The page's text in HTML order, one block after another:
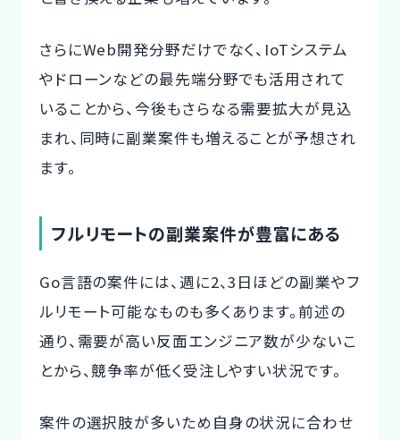
さらにWeb開発分野だけでなく、IoTシステム
やドローンなどの最先端分野でも活用されて
いることから、今後もさらなる需要拡大が見込
まれ、同時に副業案件も増えることが予想され
ます。
フルリモートの副業案件が豊富にある
Go言語の案件には、週に2、3日ほどの副業やフ
ルリモート可能なものも多くあります。前述の
通り、需要が高い反面エンジニア数が少ないこ
とから、競争率が低く受注しやすい状況です。
案件の選択肢が多いため自身の状況に合わせ